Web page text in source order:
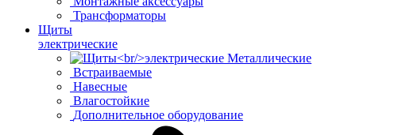
Трансформаторы
Щиты
электрические
Металлические
Встраиваемые
Навесные
Влагостойкие
Дополнительное оборудование